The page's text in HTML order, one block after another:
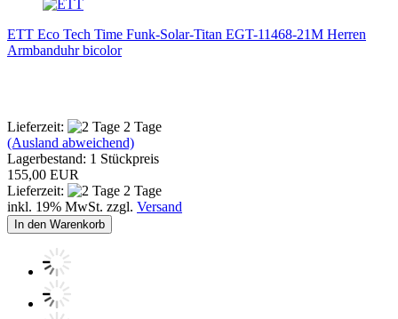
ETT Eco Tech Time Funk-Solar-Titan EGT-11468-21M Herren
Armbanduhr bicolor
Lieferzeit:
2 Tage
(Ausland abweichend)
Lagerbestand: 1 Stückpreis
155,00 EUR
Lieferzeit:
2 Tage
inkl. 19% MwSt. zzgl. Versand
In den Warenkorb